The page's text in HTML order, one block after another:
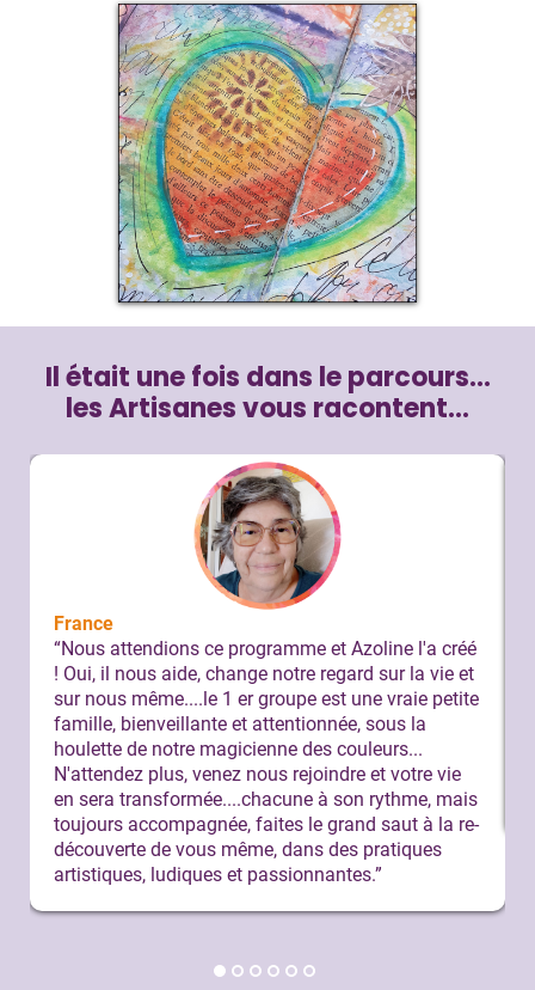
Il était une fois dans le parcours…
les Artisanes vous racontent…
France
“Nous attendions ce programme et Azoline l'a créé
! Oui, il nous aide, change notre regard sur la vie et
sur nous même....le 1 er groupe est une vraie petite
famille, bienveillante et attentionnée, sous la
houlette de notre magicienne des couleurs...
N'attendez plus, venez nous rejoindre et votre vie
en sera transformée....chacune à son rythme, mais
toujours accompagnée, faites le grand saut à la re-
découverte de vous même, dans des pratiques
artistiques, ludiques et passionnantes.”